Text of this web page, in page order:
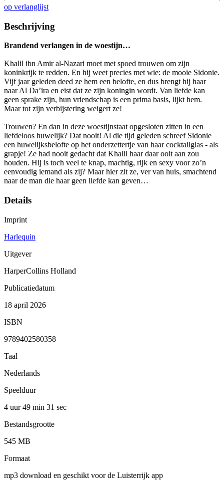
op verlanglijst
Beschrijving
Brandend verlangen in de woestijn…
Khalil ibn Amir al-Nazari moet met spoed trouwen om zijn
koninkrijk te redden. En hij weet precies met wie: de mooie Sidonie.
Vijf jaar geleden deed ze hem een belofte, en dus brengt hij haar
naar Al Da’ira en eist dat ze zijn koningin wordt. Van liefde kan
geen sprake zijn, hun vriendschap is een prima basis, lijkt hem.
Maar tot zijn verbijstering weigert ze!
Trouwen? En dan in deze woestijnstaat opgesloten zitten in een
liefdeloos huwelijk? Dat nooit! Al die tijd geleden schreef Sidonie
een huwelijksbelofte op het onderzettertje van haar cocktailglas - als
grapje! Ze had nooit gedacht dat Khalil haar daar ooit aan zou
houden. Hij is toch veel te knap, machtig, rijk en sexy voor zo’n
eenvoudig iemand als zij? Maar hier zit ze, ver van huis, smachtend
naar de man die haar geen liefde kan geven…
Details
Imprint
Harlequin
Uitgever
HarperCollins Holland
Publicatiedatum
18 april 2026
ISBN
9789402580358
Taal
Nederlands
Speelduur
4 uur 49 min 31 sec
Bestandsgrootte
545 MB
Formaat
mp3 download en geschikt voor de Luisterrijk app